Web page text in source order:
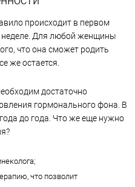
происходит в первом
неделе. Для любой женщины
что она сможет родить
же остается.
достаточно
гормонального фона. В
до года. Что же еще нужно
что позволит